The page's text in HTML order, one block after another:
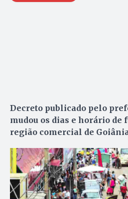
Decreto publicado pelo
mudou os dias e horário de
região comercial de